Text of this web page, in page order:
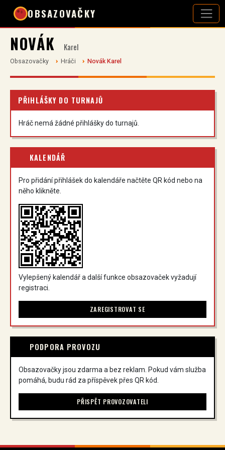
OBSAZOVAČKY
NOVÁK Karel
Obsazovačky Hráči Novák Karel
PŘIHLÁŠKY DO TURNAJŮ
Hráč nemá žádné přihlášky do turnajů.
KALENDÁŘ
Pro přidání přihlášek do kalendáře načtěte QR kód nebo na
něho klikněte.
Vylepšený kalendář a další funkce obsazovaček vyžadují
registraci.
ZAREGISTROVAT SE
PODPORA PROVOZU
Obsazovačky jsou zdarma a bez reklam. Pokud vám služba
pomáhá, budu rád za příspěvek přes QR kód.
PŘISPĚT PROVOZOVATELI